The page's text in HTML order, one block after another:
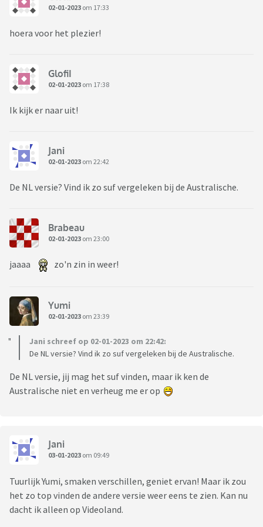
02-01-2023 om 17:33
hoera voor het plezier!
GlofiI
02-01-2023 om 17:38
Ik kijk er naar uit!
Jani
02-01-2023 om 22:42
De NL versie? Vind ik zo suf vergeleken bij de Australische.
Brabeau
02-01-2023 om 23:00
jaaaa zo'n zin in weer!
Yumi
02-01-2023 om 23:39
Jani schreef op 02-01-2023 om 22:42:
De NL versie? Vind ik zo suf vergeleken bij de Australische.
De NL versie, jij mag het suf vinden, maar ik ken de
Australische niet en verheug me er op
Jani
03-01-2023 om 09:49
Tuurlijk Yumi, smaken verschillen, geniet ervan! Maar ik zou
het zo top vinden de andere versie weer eens te zien. Kan nu
dacht ik alleen op Videoland.